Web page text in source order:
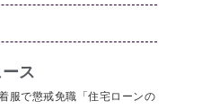
ス
服で懲戒免職「住宅ローンの